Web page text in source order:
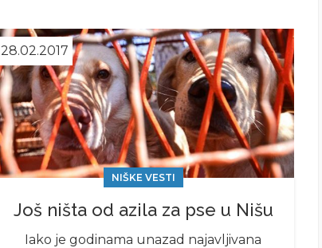
28.02.2017
NIŠKE VESTI
Još ništa od azila za pse u Nišu
Iako je godinama unazad najavljivana